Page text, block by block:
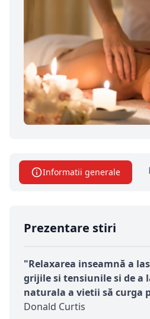
Informatii generale
Prezentare stiri
"Relaxarea inseamnă a
grijile si tensiunile si de a
naturala a vietii să curga
Donald Curtis